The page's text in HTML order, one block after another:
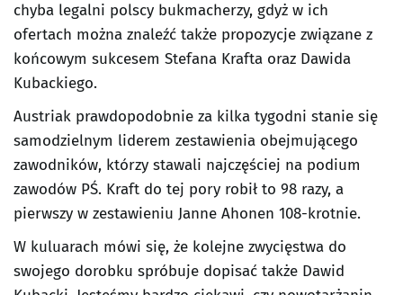
chyba legalni polscy bukmacherzy, gdyż w ich
ofertach można znaleźć także propozycje związane z
końcowym sukcesem Stefana Krafta oraz Dawida
Kubackiego.
Austriak prawdopodobnie za kilka tygodni stanie się
samodzielnym liderem zestawienia obejmującego
zawodników, którzy stawali najczęściej na podium
zawodów PŚ. Kraft do tej pory robił to 98 razy, a
pierwszy w zestawieniu Janne Ahonen 108-krotnie.
W kuluarach mówi się, że kolejne zwycięstwa do
swojego dorobku spróbuje dopisać także Dawid